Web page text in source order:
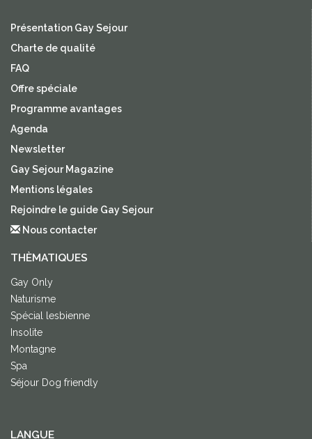
Présentation Gay Sejour
Charte de qualité
FAQ
Offre spéciale
Programme avantages
Agenda
Newsletter
Gay Sejour Magazine
Mentions légales
Rejoindre le guide Gay Sejour
Nous contacter
THÈMATIQUES
Gay Only
Naturisme
Spécial lesbienne
Insolite
Montagne
Spa
Séjour Dog friendly
LANGUE